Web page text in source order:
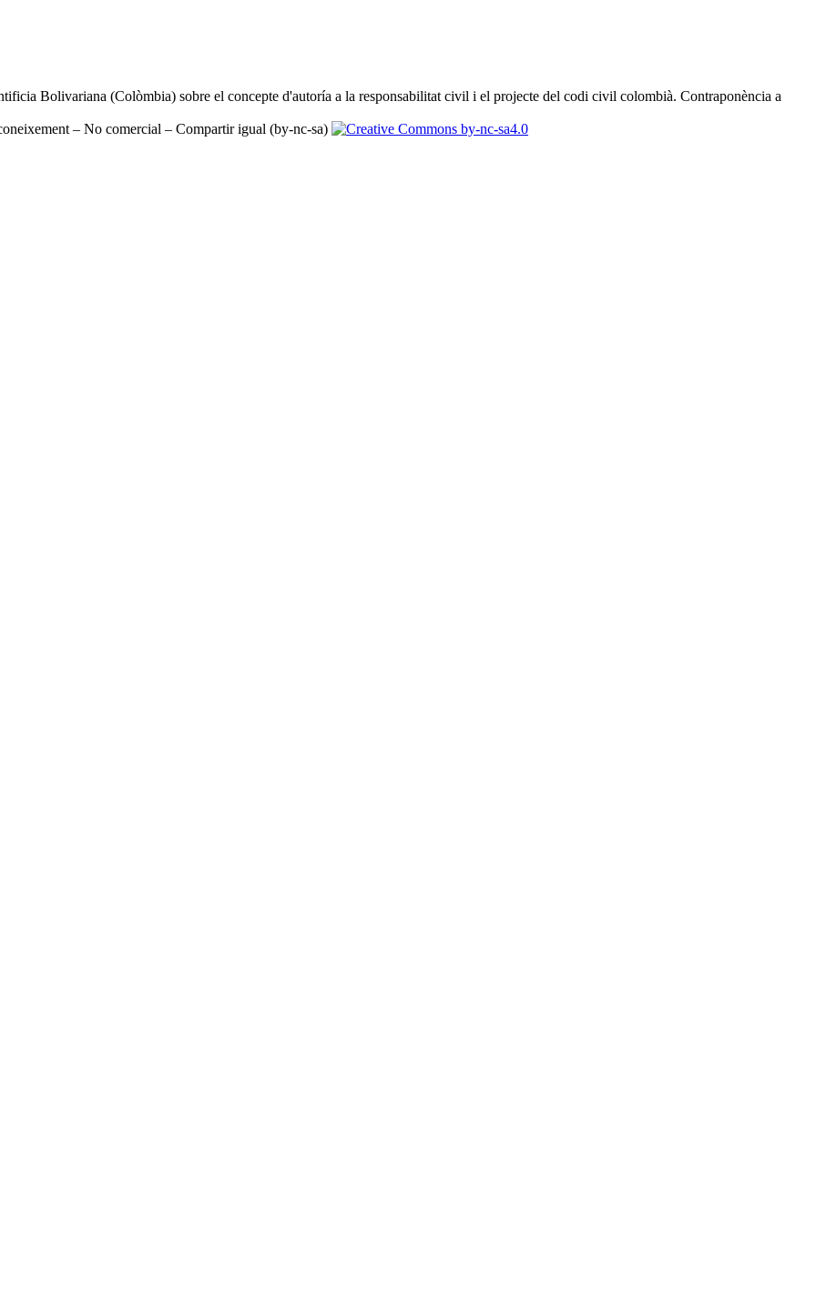
Bolivariana (Colòmbia) sobre el concepte d'autoría a la responsabilitat civil i el projecte del codi civil colombià. Contraponència a
– No comercial – Compartir igual (by-nc-sa)